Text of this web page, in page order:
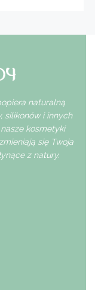
naturalną
silikonów i innych
kosmetyki
się Twoja
z natury.